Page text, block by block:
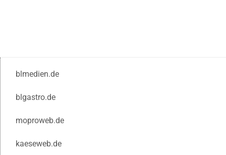
blmedien.de
blgastro.de
moproweb.de
kaeseweb.de